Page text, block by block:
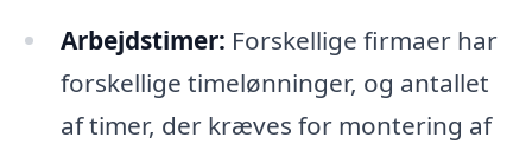
Arbejdstimer: Forskellige firmaer har
forskellige timelønninger, og antallet
af timer, der kræves for montering af